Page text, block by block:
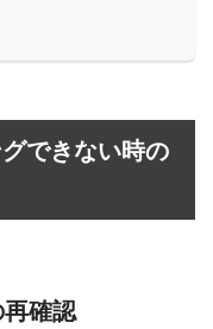
できない時の
確認